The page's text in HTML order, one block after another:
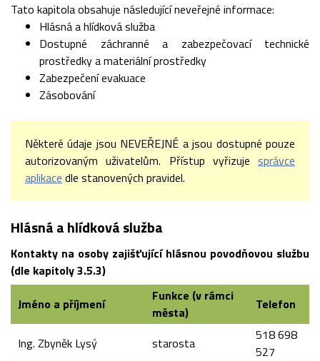
Tato kapitola obsahuje následující neveřejné informace:
Hlásná a hlídková služba
Dostupné záchranné a zabezpečovací technické
prostředky a materiální prostředky
Zabezpečení evakuace
Zásobování
Některé údaje jsou NEVEŘEJNÉ a jsou dostupné pouze
autorizovaným uživatelům. Přístup vyřizuje správce
aplikace dle stanovených pravidel.
Hlásná a hlídková služba
Kontakty na osoby zajišťující hlásnou povodňovou službu
(dle kapitoly 3.5.3)
Jméno a příjmení
Funkce (v rámci
města)
Telefon
Ing. Zbyněk Lysý starosta
518 698
527